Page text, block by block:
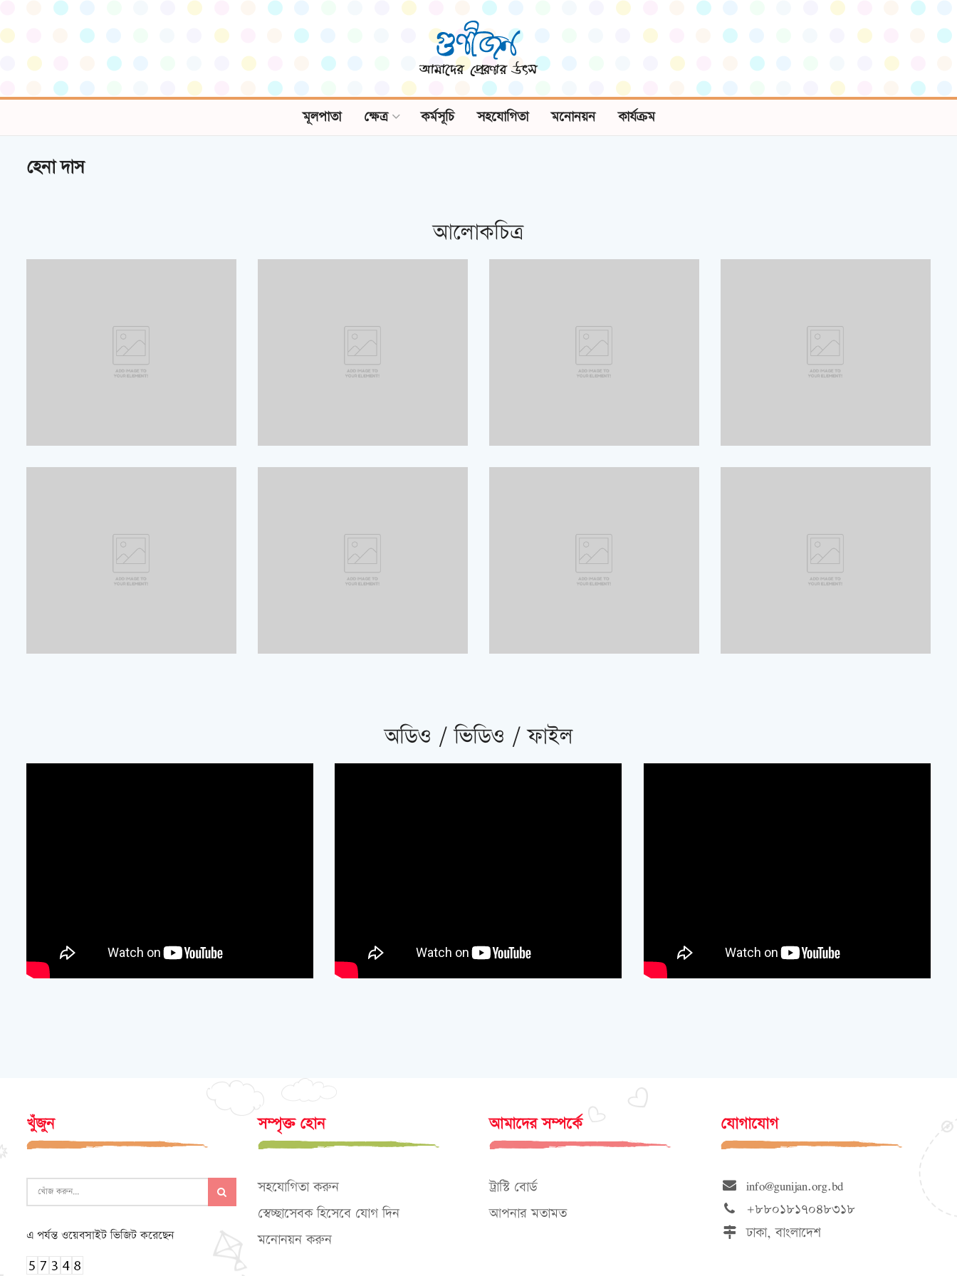
মূলপাতা ক্ষেত্র কর্মসূচি সহযোগিতা মনোনয়ন কার্যক্রম
হেনা দাস
আলোকচিত্র
অডিও / ভিডিও / ফাইল
খুঁজুন
এ পর্যন্ত ওয়েবসাইট ভিজিট করেছেন
সম্পৃক্ত হোন
সহযোগিতা করুন
স্বেচ্ছাসেবক হিসেবে যোগ দিন
মনোনয়ন করুন
আমাদের সম্পর্কে
ট্রাস্টি বোর্ড
আপনার মতামত
যোগাযোগ
info@gunijan.org.bd
+৮৮০১৮১৭০৪৮৩১৮
ঢাকা, বাংলাদেশ